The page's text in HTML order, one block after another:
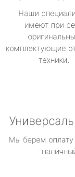
Наши
имеют при
комплектующие
техники.
Мы берем